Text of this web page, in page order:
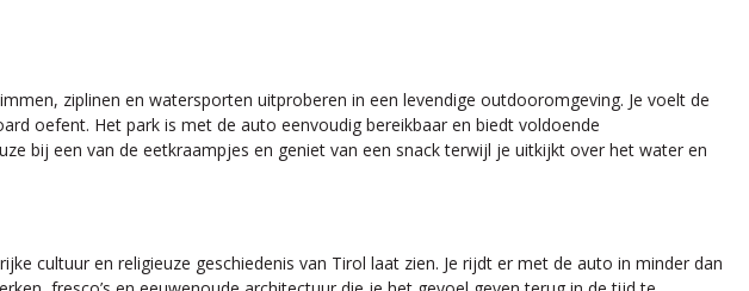
ziplinen en watersporten uitproberen in een levendige outdooromgeving. Je voelt de
oefent. Het park is met de auto eenvoudig bereikbaar en biedt voldoende
bij een van de eetkraampjes en geniet van een snack terwijl je uitkijkt over het water en
cultuur en religieuze geschiedenis van Tirol laat zien. Je rijdt er met de auto in minder dan